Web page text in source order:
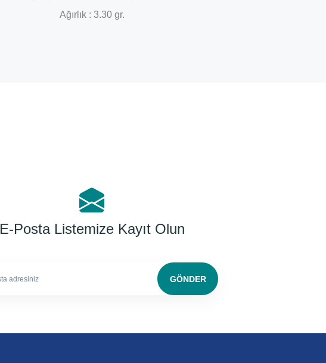
Ağırlık : 3.30 gr.
E-Posta Listemize Kayıt Olun
GÖNDER